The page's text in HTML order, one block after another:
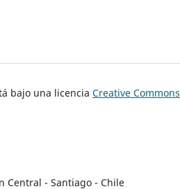
bajo una licencia Creative Commons
Central - Santiago - Chile